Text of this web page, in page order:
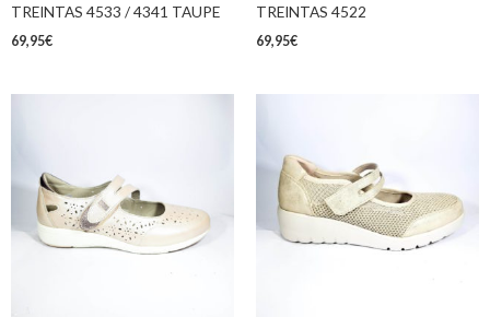
TREINTAS 4533 / 4341 TAUPE
69,95€
TREINTAS 4522
69,95€